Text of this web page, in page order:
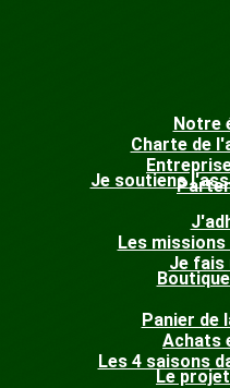
Notre
Charte de
Je soutiens
Les missions
Je fais
Panier de
Achats
Les 4 saisons
Le